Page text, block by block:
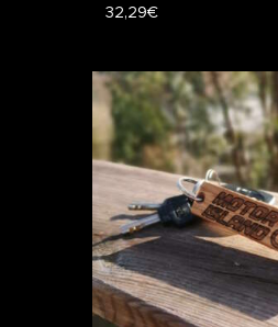
32,29€